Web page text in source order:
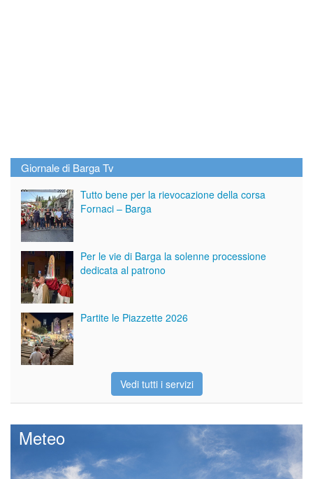
Giornale di Barga Tv
Tutto bene per la rievocazione della corsa
Fornaci – Barga
Per le vie di Barga la solenne processione
dedicata al patrono
Partite le Piazzette 2026
Vedi tutti i servizi
Meteo